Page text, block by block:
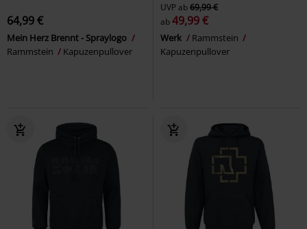
64,99 €
Mein Herz Brennt - Spraylogo
Rammstein
Kapuzenpullover
UVPab69,99 €
ab49,99 €
Werk
Rammstein
Kapuzenpullover